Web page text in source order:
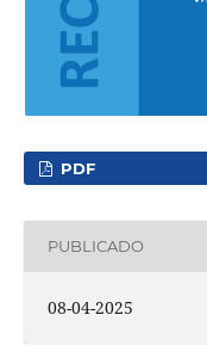
PDF
PUBLICADO
08-04-2025